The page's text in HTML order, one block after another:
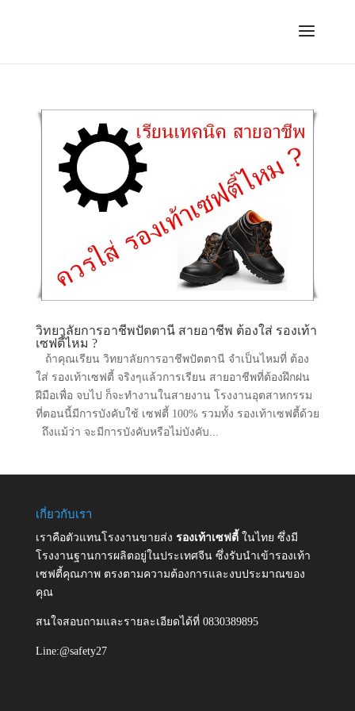
วิทยาลัยการอาชีพปัตตานี สายอาชีพ ต้องใส่ รองเท้า
เซฟตี้ไหม ?
ถ้าคุณเรียน วิทยาลัยการอาชีพปัตตานี จำเป็นไหมที่ ต้อง
ใส่ รองเท้าเซฟตี้ จริงๆแล้วการเรียน สายอาชีพที่ต้องฝึกฝน
ฝีมือเพื่อ จบไป ก็จะทำงานในสายงาน โรงงานอุตสาหกรรม
ที่ตอนนี้มีการบังคับใช้ เซฟตี้ 100% รวมทั้ง รองเท้าเซฟตี้ด้วย
ถึงแม้ว่า จะมีการบังคับหรือไม่บังคับ...
เกี่ยวกับเรา
เราคือตัวแทนโรงงานขายส่ง รองเท้าเซฟตี้ ในไทย ซึ่งมี
โรงงานฐานการผลิตอยู่ในประเทศจีน ซึ่งรับนำเข้ารองเท้า
เซฟตี้คุณภาพ ตรงตามความต้องการและงบประมาณของ
คุณ
สนใจสอบถามและรายละเอียดได้ที่ 0830389895
Line:@safety27